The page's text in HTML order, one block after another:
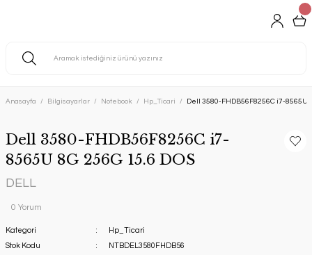
Anasayfa Bilgisayarlar Notebook Hp_Ticari Dell 3580-FHDB56F8256C i7-8565U
Dell 3580-FHDB56F8256C i7-
8565U 8G 256G 15.6 DOS
DELL
0 Yorum
Kategori
Hp_Ticari
Stok Kodu
NTBDEL3580FHDB56